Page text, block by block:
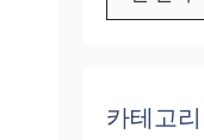
카테고리